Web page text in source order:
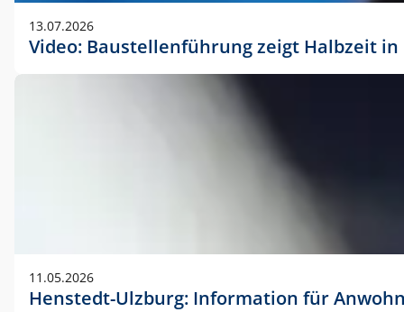
13.07.2026
Video: Baustellenführung zeigt Halbzeit
11.05.2026
Henstedt-Ulzburg: Information für